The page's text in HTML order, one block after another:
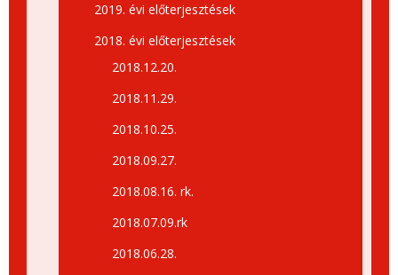
2019. évi előterjesztések
2018. évi előterjesztések
2018.12.20.
2018.11.29.
2018.10.25.
2018.09.27.
2018.08.16. rk.
2018.07.09.rk
2018.06.28.